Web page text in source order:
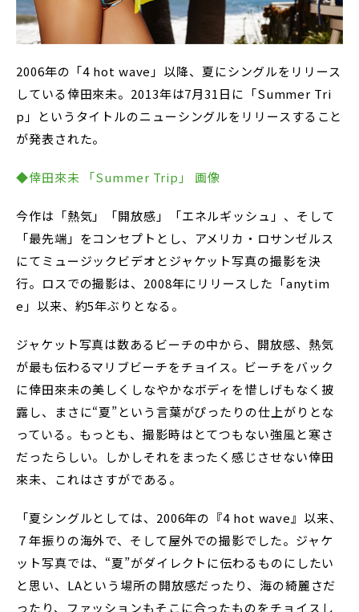
2006年の「4 hot wave」以降、夏にシングルをリリース
している倖田來未。2013年は7月31日に「Summer Tri
p」というタイトルのニューシングルをリリースすること
が発表された。
◆倖田來未 「Summer Trip」 画像
今作は「熱気」「開放感」「エネルギッシュ」、そして
「最先端」をコンセプトとし、アメリカ・ロサンゼルス
にてミュージックビデオとジャケット写真の撮影を決
行。ロスでの撮影は、2008年にリリースした「anytim
e」以来、約5年ぶりとなる。
ジャケット写真は数あるビーチの中から、開放感、熱気
が最も伝わるマリブビーチをチョイス。ビーチをバック
に倖田來未の美しくしなやかなボディを惜しげもなく披
露し、まさに“夏”という言葉がぴったりの仕上がりとな
っている。もっとも、撮影時はとてつもない強風と寒さ
だったらしい。しかしそれをまったく感じさせない倖田
來未、これはさすがである。
「夏シングルとしては、2006年の『4 hot wave』以来、
７年振りの海外で、そして屋外での撮影でした。ジャケ
ット写真では、“夏”がダイレクトに伝わるものにしたい
と思い、LAという場所の開放感だったり、海の綺麗さだ
ったり、ファッションもそこに合ったものをチョイスし